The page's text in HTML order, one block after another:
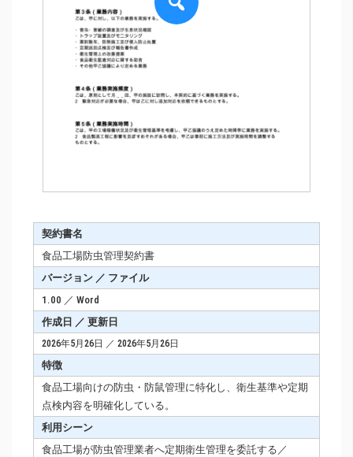
契約書名
食品工場防虫管理契約書
バージョン ／ ファイル
1.00 ／ Word
作成日 ／ 更新日
2026年5月26日 ／ 2026年5月26日
特徴
食品工場向けの防虫・防鼠管理に特化し、衛生基準や定期
点検内容を明確化している。
利用シーン
食品工場が防虫管理業者へ定期衛生管理を委託する／